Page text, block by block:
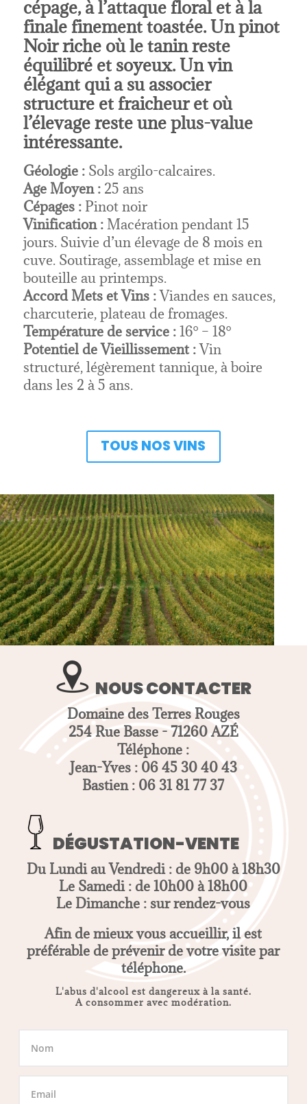
cépage, à l’attaque floral et à la
finale finement toastée. Un pinot
Noir riche où le tanin reste
équilibré et soyeux. Un vin
élégant qui a su associer
structure et fraicheur et où
l’élevage reste une plus-value
intéressante.
Géologie :Sols argilo-calcaires.
Age Moyen :25 ans
Cépages :Pinot noir
Vinification :Macération pendant 15
jours. Suivie d’un élevage de 8 mois en
cuve. Soutirage, assemblage et mise en
bouteille au printemps.
Accord Mets et Vins :Viandes en sauces,
charcuterie, plateau de fromages.
Température de service :16° – 18°
Potentiel de Vieillissement :Vin
structuré, légèrement tannique, à boire
dans les 2 à 5 ans.
TOUS NOS VINS
NOUS CONTACTER
Domaine des Terres Rouges
254 Rue Basse - 71260 AZÉ
Téléphone :
Jean-Yves : 06 45 30 40 43
Bastien : 06 31 81 77 37
DÉGUSTATION-VENTE
Du Lundi au Vendredi : de 9h00 à 18h30
Le Samedi : de 10h00 à 18h00
Le Dimanche : sur rendez-vous
Afin de mieux vous accueillir, il est
préférable de prévenir de votre visite par
téléphone.
L'abus d'alcool est dangereux à la santé.
A consommer avec modération.